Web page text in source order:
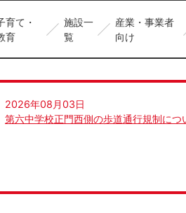
育て・
育
施設一
覧
産業・事業者
向け
2026年08月03日
第六中学校正門西側の歩道通行規制につ